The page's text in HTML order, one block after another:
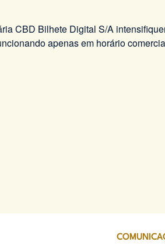
CBD Bilhete Digital S/A
apenas em horário